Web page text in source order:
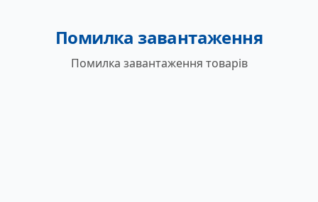
Помилка завантаження
Помилка завантаження товарів